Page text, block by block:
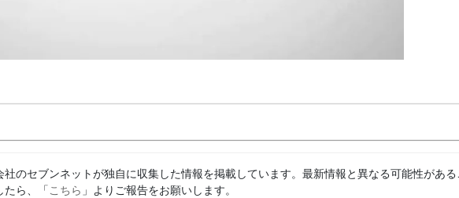
のセブンネットが独自に収集した情報を掲載しています。最新情報と異なる可能性があ
たら、「こちら 」よりご報告をお願いします。